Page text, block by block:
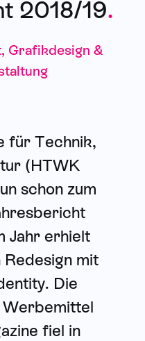
2018/19.
Grafikdesign &
für Technik,
(HTWK
schon zum
Jahr erhielt
Redesign mit
Die
Werbemittel
fiel in